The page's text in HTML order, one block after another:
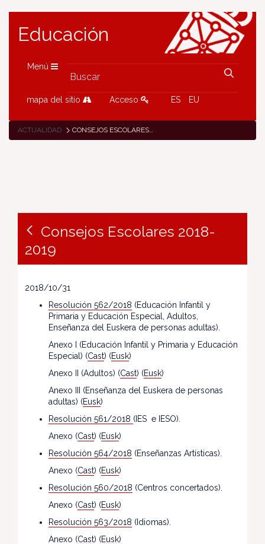
Educación
Menú
mapa del sitio Acceso ES EU
ACTUALIDAD CONSEJOS ESCOLARES 2018-2019
Consejos Escolares 2018-
2019
2018/10/31
Resolución 562/2018 (Educación Infantil y
Primaria y Educación Especial, Adultos,
Enseñanza del Euskera de personas adultas).
Anexo I (Educación Infantil y Primaria y Educación
Especial) (Cast) (Eusk)
Anexo II (Adultos) (Cast) (Eusk)
Anexo III (Enseñanza del Euskera de personas
adultas) (Eusk)
Resolución 561/2018 (IES e IESO).
Anexo (Cast) (Eusk)
Resolución 564/2018 (Enseñanzas Artísticas).
Anexo (Cast) (Eusk)
Resolución 560/2018 (Centros concertados).
Anexo (Cast) (Eusk)
Resolución 563/2018 (Idiomas).
Anexo (Cast) (Eusk)